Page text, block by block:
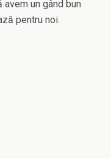
un gând bun
pentru noi.